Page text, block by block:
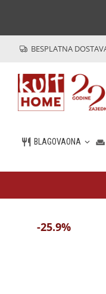
BESPLATNA
BLAGOVAONA
HR
-25.9%